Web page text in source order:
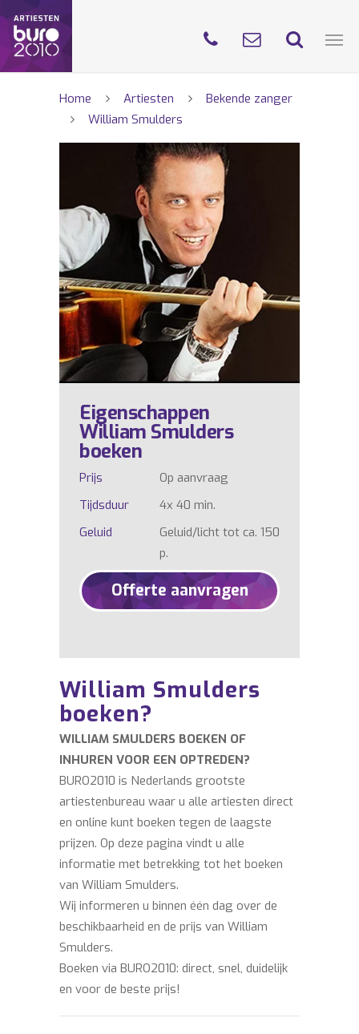
Home Artiesten
Bekende zanger
William Smulders
Eigenschappen
William Smulders
boeken
Prijs
Op aanvraag
Tijdsduur
4x 40 min.
Geluid
Geluid/licht tot ca. 150
p.
Offerte aanvragen
William Smulders
boeken?
WILLIAM SMULDERS BOEKEN OF
INHUREN VOOR EEN OPTREDEN?
BURO2010 is Nederlands grootste
artiestenbureau waar u alle artiesten direct
en online kunt boeken tegen de laagste
prijzen. Op deze pagina vindt u alle
informatie met betrekking tot het boeken
van William Smulders.
Wij informeren u binnen één dag over de
beschikbaarheid en de prijs van William
Smulders.
Boeken via BURO2010: direct, snel, duidelijk
en voor de beste prijs!